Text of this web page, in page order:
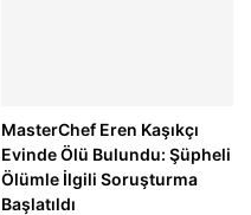
MasterChef Eren Kaşıkçı
Evinde Ölü Bulundu: Şüpheli
Ölümle İlgili Soruşturma
Başlatıldı